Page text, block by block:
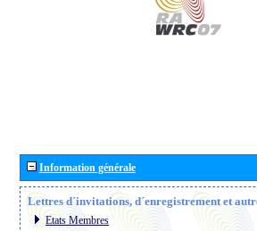
Information générale
Lettres d´invitations, d´enregistrement et
Etats Membres